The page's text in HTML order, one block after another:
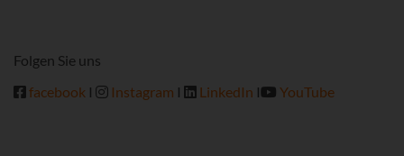
Folgen Sie uns
facebook I Instagram I LinkedIn I YouTube